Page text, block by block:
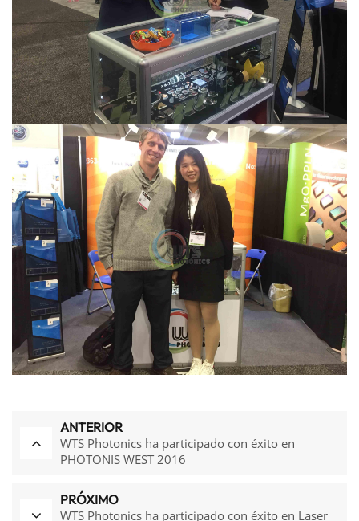
ANTERIOR
WTS Photonics ha participado con éxito en
PHOTONIS WEST 2016
PRÓXIMO
WTS Photonics ha participado con éxito en Laser